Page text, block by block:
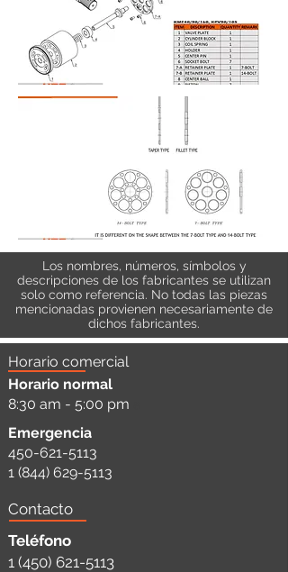
Los nombres, números, símbolos y
descripciones de los fabricantes se utilizan
solo como referencia. No todas las piezas
mencionadas provienen necesariamente de
dichos fabricantes.
Horario comercial
Horario normal
8:30 am - 5:00 pm
Emergencia
450-621-5113
1 (844) 629-5113
Contacto
Teléfono
1 (450) 621-5113